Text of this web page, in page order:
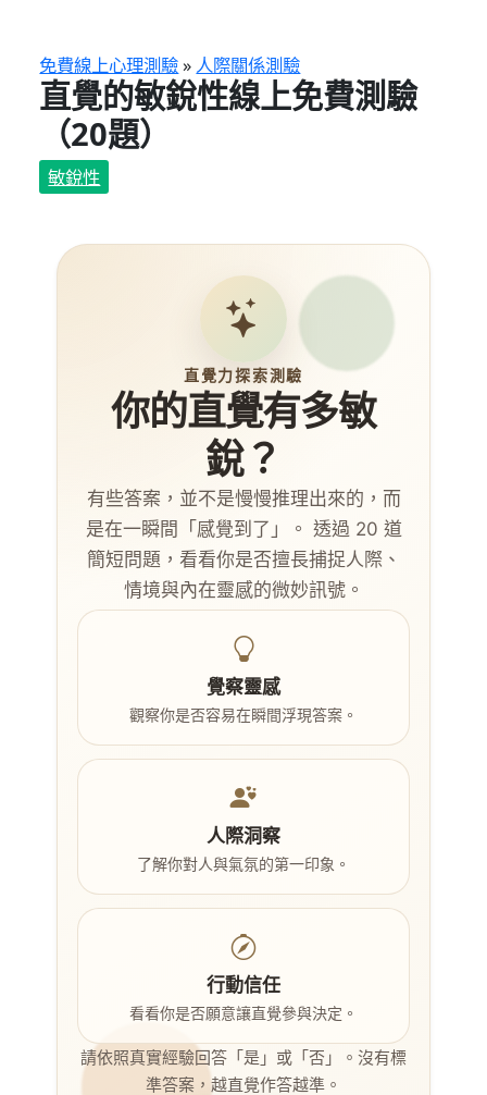
免費線上心理測驗» 人際關係測驗
直覺的敏銳性線上免費測驗
（20題）
敏銳性
直覺力探索測驗
你的直覺有多敏
銳？
有些答案，並不是慢慢推理出來的，而
是在一瞬間「感覺到了」。 透過 20 道
簡短問題，看看你是否擅長捕捉人際、
情境與內在靈感的微妙訊號。
覺察靈感
觀察你是否容易在瞬間浮現答案。
人際洞察
了解你對人與氣氛的第一印象。
行動信任
看看你是否願意讓直覺參與決定。
請依照真實經驗回答「是」或「否」。沒有標
準答案，越直覺作答越準。